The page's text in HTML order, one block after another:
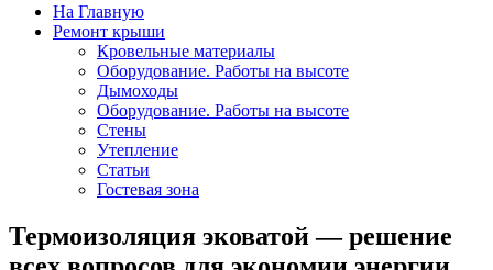
На Главную
Ремонт крыши
Кровельные материалы
Оборудование. Работы на высоте
Дымоходы
Оборудование. Работы на высоте
Стены
Утепление
Статьи
Гостевая зона
Термоизоляция эковатой — решение